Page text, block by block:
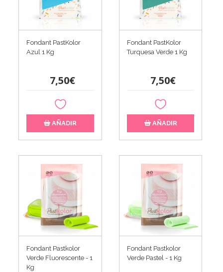
Fondant PastKolor
Azul 1 Kg
7,50€
AÑADIR
Fondant PastKolor
Turquesa Verde 1 Kg
7,50€
AÑADIR
Fondant Pastkolor
Verde Fluorescente - 1
Kg
Fondant Pastkolor
Verde Pastel - 1 Kg